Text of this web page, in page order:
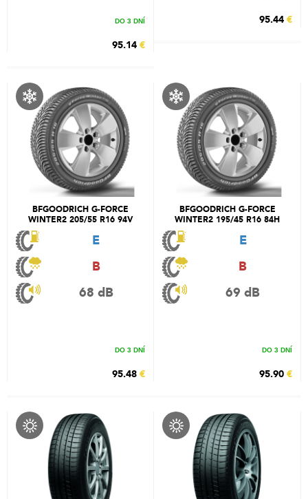
DO 3 DNÍ
95.14 €
95.44 €
BFGOODRICH G-FORCE
WINTER2 205/55 R16 94V
E
B
68 dB
DO 3 DNÍ
95.48 €
BFGOODRICH G-FORCE
WINTER2 195/45 R16 84H
E
B
69 dB
DO 3 DNÍ
95.90 €